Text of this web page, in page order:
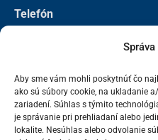
Aby sme vám mohli poskytnúť čo
ako sú súbory cookie, na ukladanie
zariadení. Súhlas s týmito
je správanie pri prehliadaní alebo
lokalite. Nesúhlas alebo odvolanie
Telefón
E-mail
biuro@akwa.eu